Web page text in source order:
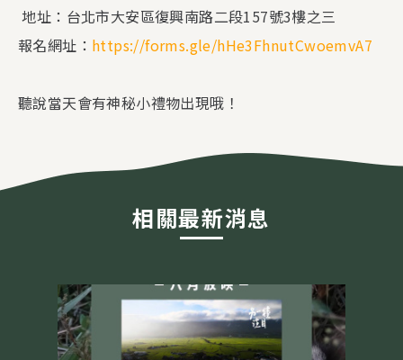
地址：台北市大安區復興南路二段157號3樓之三
報名網址： https://forms.gle/hHe3FhnutCwoemvA7
聽說當天會有神秘小禮物出現哦！
相關最新消息